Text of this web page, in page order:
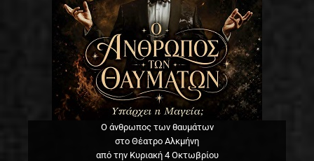
Ο άνθρωπος των θαυμάτων
στο Θέατρο Αλκμήνη
από την Κυριακή 4 Οκτωβρίου